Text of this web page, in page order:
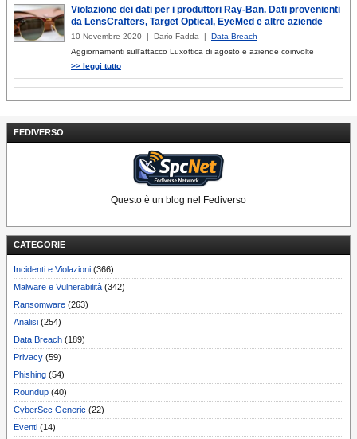
FEDIVERSO
Questo è un blog nel Fediverso
CATEGORIE
Incidenti e Violazioni (366)
Malware e Vulnerabilità (342)
Ransomware (263)
Analisi (254)
Data Breach (189)
Privacy (59)
Phishing (54)
Roundup (40)
CyberSec Generic (22)
Eventi (14)
Violazione dei dati per i produttori Ray-Ban. Dati provenienti
da LensCrafters, Target Optical, EyeMed e altre aziende
10 Novembre 2020 | Dario Fadda | Data Breach
Aggiornamenti sull'attacco Luxottica di agosto e aziende coinvolte
>> leggi tutto